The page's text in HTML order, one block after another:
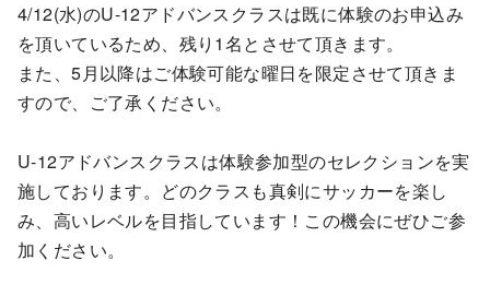
4/12(水)のU-12アドバンスクラスは既に体験のお申込み
を頂いているため、残り1名とさせて頂きます。
また、5月以降はご体験可能な曜日を限定させて頂きま
すので、ご了承ください。
U-12アドバンスクラスは体験参加型のセレクションを実
施しております。どのクラスも真剣にサッカーを楽し
み、高いレベルを目指しています！この機会にぜひご参
加ください。